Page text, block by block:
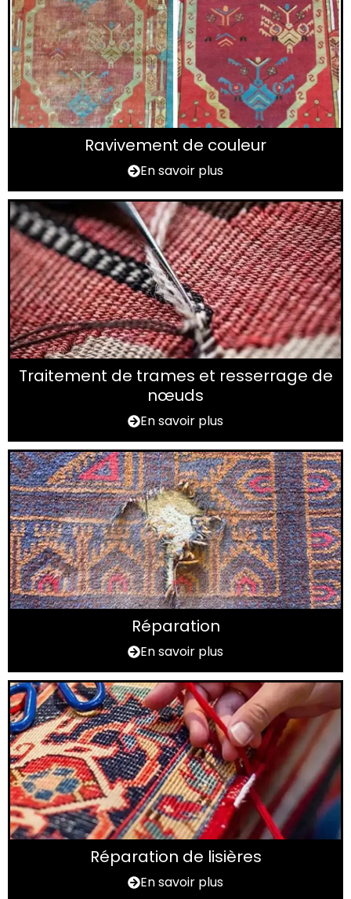
Ravivement de couleur
En savoir plus
Traitement de trames et resserrage de
nœuds
En savoir plus
Réparation
En savoir plus
Réparation de lisières
En savoir plus